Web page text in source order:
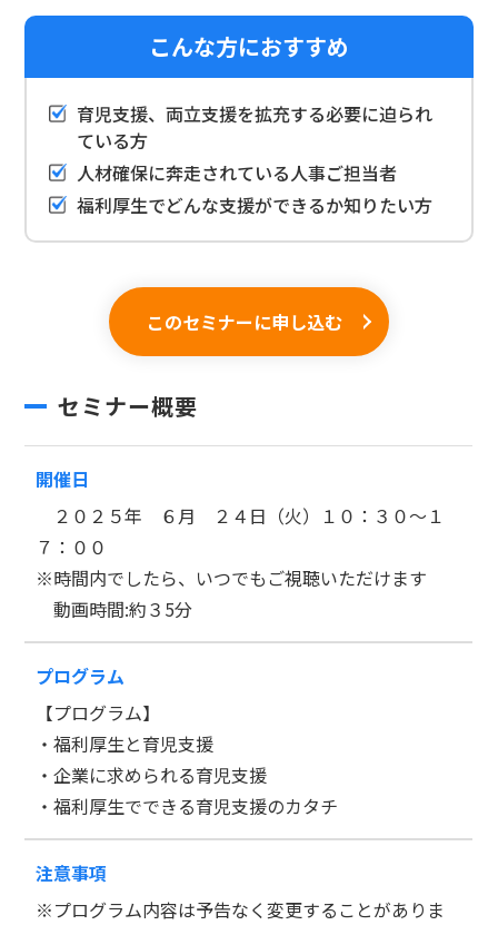
こんな方におすすめ
育児支援、両立支援を拡充する必要に迫られ
ている方
人材確保に奔走されている人事ご担当者
福利厚生でどんな支援ができるか知りたい方
このセミナーに申し込む
セミナー概要
開催日
２０２５年 ６月 ２４日（火）１０：３０～１
７：００
※時間内でしたら、いつでもご視聴いただけます
動画時間:約３5分
プログラム
【プログラム】
・福利厚生と育児支援
・企業に求められる育児支援
・福利厚生でできる育児支援のカタチ
注意事項
※プログラム内容は予告なく変更することがありま